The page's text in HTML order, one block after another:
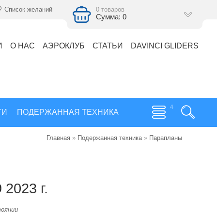
Список желаний 0 товаров
Сумма: 0
О НАС АЭРОКЛУБ СТАТЬИ DAVINCI GLIDERS
ПОДЕРЖАННАЯ ТЕХНИКА
Главная » Подержанная техника » Парапланы
г.